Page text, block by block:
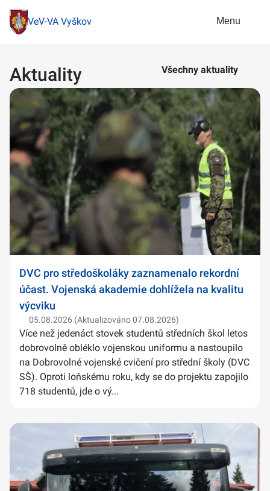
VeV-VA Vyškov Menu
Aktuality Všechny aktuality
DVC pro středoškoláky zaznamenalo rekordní
účast. Vojenská akademie dohlížela na kvalitu
výcviku
05.08.2026 (Aktualizováno 07.08.2026)
Více než jedenáct stovek studentů středních škol letos
dobrovolně obléklo vojenskou uniformu a nastoupilo
na Dobrovolné vojenské cvičení pro střední školy (DVC
SŠ). Oproti loňskému roku, kdy se do projektu zapojilo
718 studentů, jde o vý...